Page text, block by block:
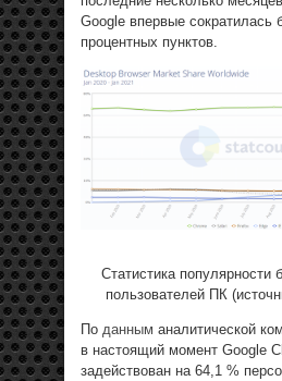
Google впервые сократилась
процентных пунктов.
Статистика популярности
пользователей ПК
По данным аналитической
в настоящий момент Google
задействован на 64,1 %